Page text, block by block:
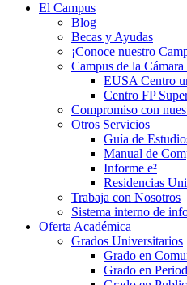
El Campus
Blog
Becas y Ayudas
¡Conoce nuestro
Campus de la
EUSA Centro
Centro FP
Compromiso con
Otros Servicios
Guía de
Manual de
Informe e²
Residencias
Trabaja con Nosotros
Sistema interno de
Oferta Académica
Grados Universitarios
Grado en
Grado en